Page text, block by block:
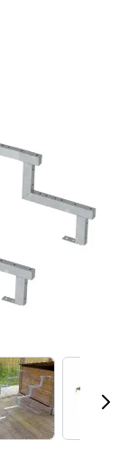
View larger image